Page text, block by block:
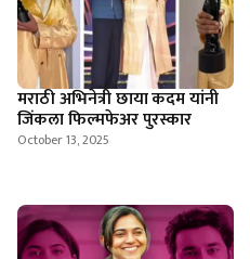
मराठी अभिनेत्री छाया कदम यांनी
जिंकला फिल्मफेअर पुरस्कार
October 13, 2025